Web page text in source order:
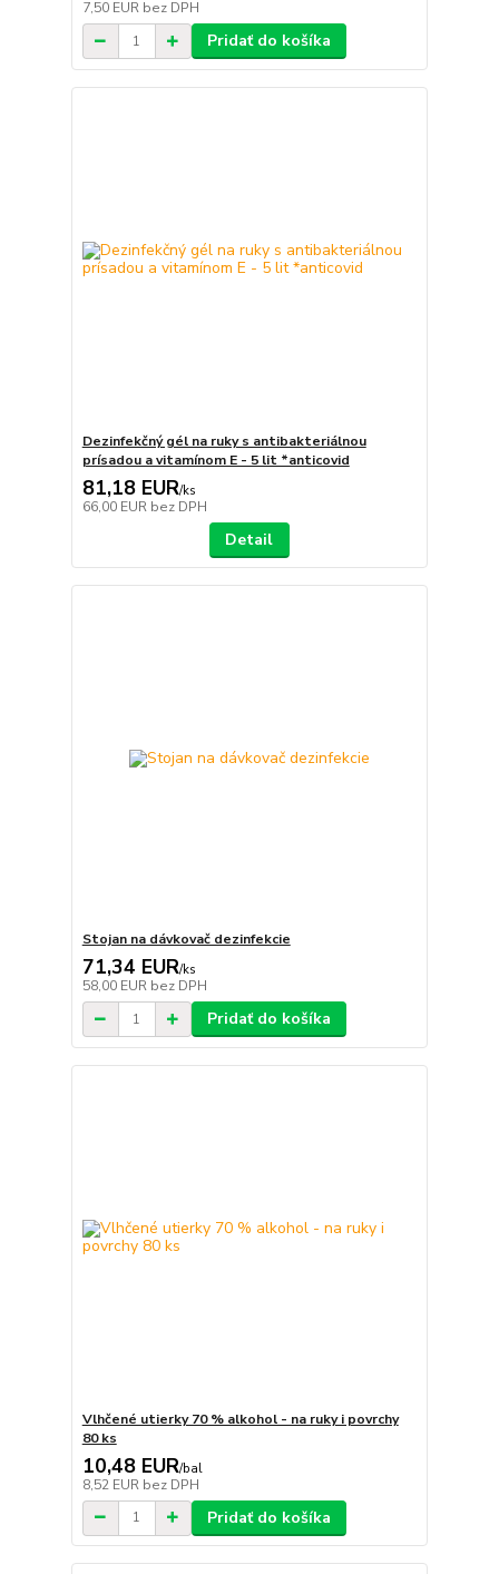
7,50 EUR bez DPH
Pridať do košíka
Dezinfekčný gél na ruky s antibakteriálnou
prísadou a vitamínom E - 5 lit *anticovid
81,18 EUR/ks
66,00 EUR bez DPH
Detail
Stojan na dávkovač dezinfekcie
71,34 EUR/ks
58,00 EUR bez DPH
Pridať do košíka
Vlhčené utierky 70 % alkohol - na ruky i povrchy
80 ks
10,48 EUR/bal
8,52 EUR bez DPH
Pridať do košíka